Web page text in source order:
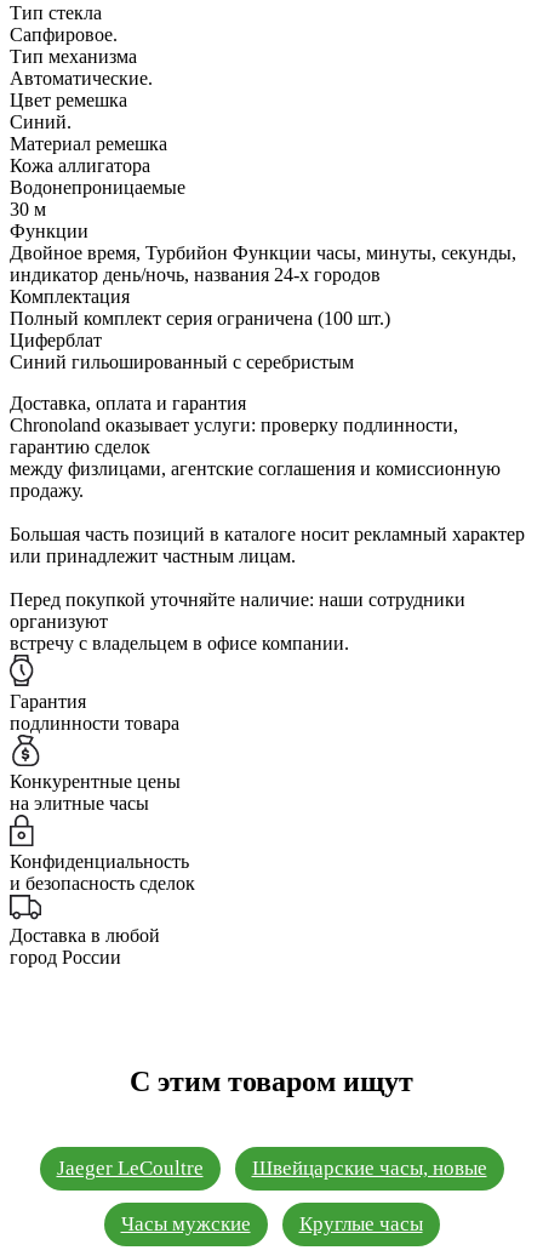
Тип стекла
Сапфировое.
Тип механизма
Автоматические.
Цвет ремешка
Синий.
Материал ремешка
Кожа аллигатора
Водонепроницаемые
30 м
Функции
Двойное время, Турбийон Функции часы, минуты, секунды,
индикатор день/ночь, названия 24-х городов
Комплектация
Полный комплект серия ограничена (100 шт.)
Циферблат
Синий гильошированный с серебристым
Доставка, оплата и гарантия
Chronoland оказывает услуги: проверку подлинности,
гарантию сделок
между физлицами, агентские соглашения и комиссионную
продажу.
Большая часть позиций в каталоге носит рекламный характер
или принадлежит частным лицам.
Перед покупкой уточняйте наличие: наши сотрудники
организуют
встречу с владельцем в офисе компании.
Гарантия
подлинности товара
Конкурентные цены
на элитные часы
Конфиденциальность
и безопасность сделок
Доставка в любой
город России
С этим товаром ищут
Jaeger LeCoultre Швейцарские часы, новые
Часы мужские Круглые часы